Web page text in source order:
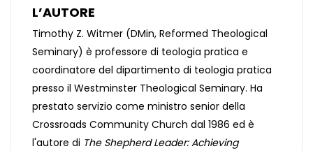
L’AUTORE
Timothy Z. Witmer (DMin, Reformed Theological
Seminary) è professore di teologia pratica e
coordinatore del dipartimento di teologia pratica
presso il Westminster Theological Seminary. Ha
prestato servizio come ministro senior della
Crossroads Community Church dal 1986 ed è
l'autore di The Shepherd Leader: Achieving